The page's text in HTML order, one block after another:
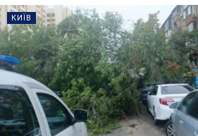
КИЇВ